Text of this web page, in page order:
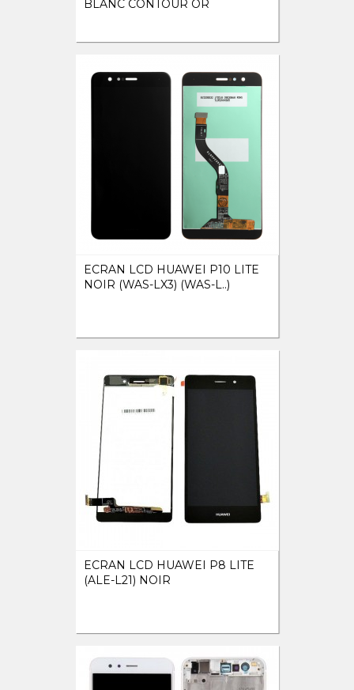
BLANC CONTOUR OR
ECRAN LCD HUAWEI P10 LITE
NOIR (WAS-LX3) (WAS-L..)
ECRAN LCD HUAWEI P8 LITE
(ALE-L21) NOIR